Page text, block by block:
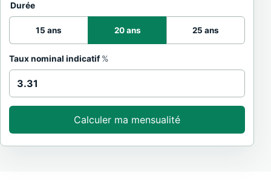
Durée
15 ans 20 ans 25 ans
Taux nominal indicatif %
Calculer ma mensualité